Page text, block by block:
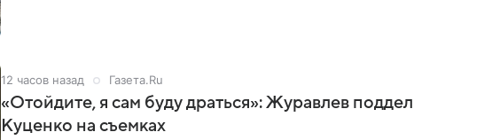
12 часов назад Газета.Ru
«Отойдите, я сам буду драться»: Журавлев поддел
Куценко на съемках